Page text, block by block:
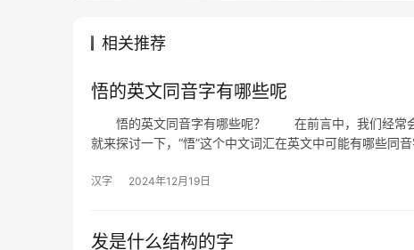
相关推荐
悟的英文同音字有哪些呢
悟的英文同音字有哪些呢？ 在前言中，我们经常会
就来探讨一下，“悟”这个中文词汇在英文中可能有哪些
汉字 2024年12月19日
发是什么结构的字